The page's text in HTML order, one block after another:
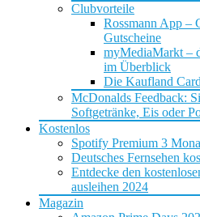
Clubvorteile
Rossmann App –
Gutscheine
myMediaMarkt –
im Überblick
Die Kaufland
McDonalds Feedback:
Softgetränke, Eis oder
Kostenlos
Spotify Premium 3
Deutsches Fernsehen
Entdecke den
ausleihen 2024
Magazin